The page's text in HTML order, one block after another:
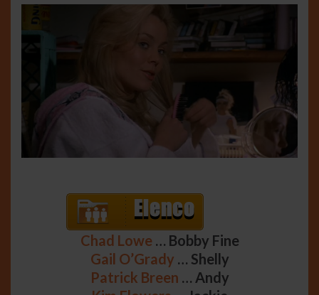
Chad Lowe … Bobby Fine
Gail O’Grady … Shelly
Patrick Breen … Andy